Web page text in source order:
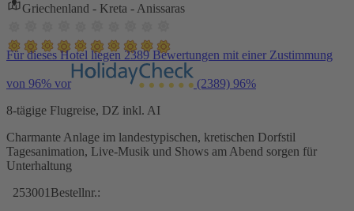
Griechenland - Kreta - Anissaras
Für dieses Hotel liegen 2389 Bewertungen mit einer Zustimmung
von 96% vor (2389) 96%
8-tägige Flugreise, DZ inkl. AI
Charmante Anlage im landestypischen, kretischen Dorfstil
Tagesanimation, Live-Musik und Shows am Abend sorgen für
Unterhaltung
253001 Bestellnr.: